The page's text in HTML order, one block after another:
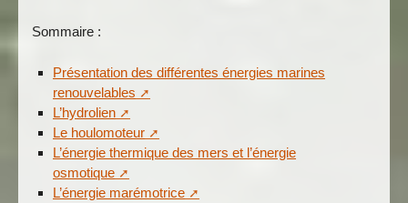
Sommaire :
Présentation des différentes énergies marines
renouvelables
L’hydrolien
Le houlomoteur
L’énergie thermique des mers et l’énergie
osmotique
L’énergie marémotrice